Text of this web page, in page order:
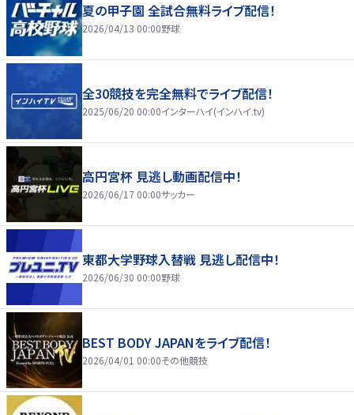
夏の甲子園 全試合無料ライブ配信！
2026/04/13 00:00野球
全30競技を完全無料でライブ配信！
2025/06/20 00:00インターハイ(インハイ.tv)
高円宮杯 見逃し動画配信中！
2026/06/17 00:00サッカー
東都大学野球入替戦 見逃し配信中！
2026/06/30 00:00野球
BEST BODY JAPANをライブ配信！
2026/04/01 00:00その他競技